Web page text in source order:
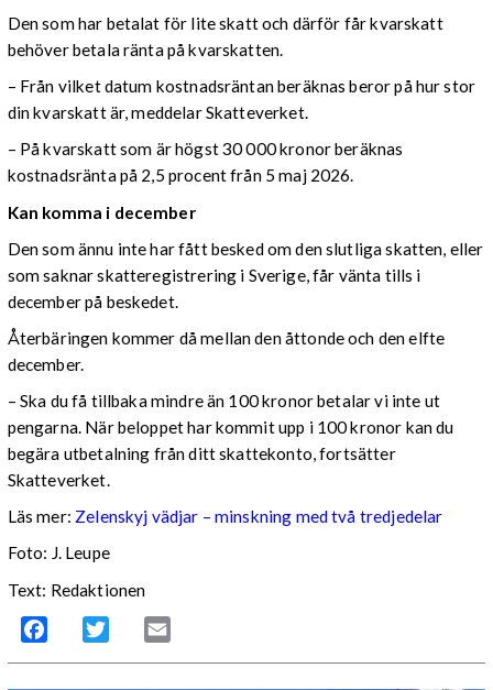
Den som har betalat för lite skatt och därför får kvarskatt
behöver betala ränta på kvarskatten.
– Från vilket datum kostnadsräntan beräknas beror på hur stor
din kvarskatt är, meddelar Skatteverket.
– På kvarskatt som är högst 30 000 kronor beräknas
kostnadsränta på 2,5 procent från 5 maj 2026.
Kan komma i december
Den som ännu inte har fått besked om den slutliga skatten, eller
som saknar skatteregistrering i Sverige, får vänta tills i
december på beskedet.
Återbäringen kommer då mellan den åttonde och den elfte
december.
– Ska du få tillbaka mindre än 100 kronor betalar vi inte ut
pengarna. När beloppet har kommit upp i 100 kronor kan du
begära utbetalning från ditt skattekonto, fortsätter
Skatteverket.
Läs mer: Zelenskyj vädjar – minskning med två tredjedelar
Foto: J. Leupe
Text: Redaktionen
Facebook Twitter